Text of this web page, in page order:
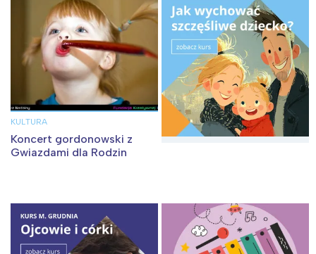
KULTURA
Koncert gordonowski z
Gwiazdami dla Rodzin
tego regionu:
Warszawa
Łódź
Trójmiasto
Wrocław
Śląsk
Kraków
Południe
Północ
Wszystkie